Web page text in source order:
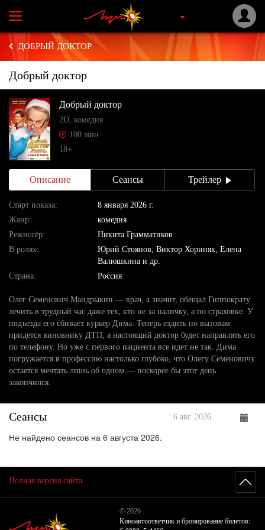
ДОБРЫЙ ДОКТОР
Добрый доктор
Добрый доктор
2D, комедия
100 мин
18+
Описание Сеансы Трейлер
Cтарт показа:
8 января 2026 г.
Жанр:
комедия
Режиссёр:
Никита Грамматиков
В ролях:
Юрий Стоянов, Виктор Хориняк, Елена
Валюшкина и др.
Страна:
Россия
Олег Семенович Мандрыкин — врач, а значит, обещал Гиппократу
лечить в трудный час даже тех, кто не за наличку, а по страховке. У
подъезда его сбивает курьер Дима. Теперь ездить по вызовам
придется виновнику ДТП, а настоящий доктор будет направлять его
по телефону. Но уже с первого пациента все идет не так. Дима
погружается в профессию настолько глубоко, что Олегу Семеновичу
остается мечтать лишь об одном — поскорее бы этот день
закончился.
Сеансы 6 авг. 2026
Не найдено сеансов на 6 августа 2026.
Полная версия сайта
© 2026 .
Киноавтоответчик и бронирование билетов: